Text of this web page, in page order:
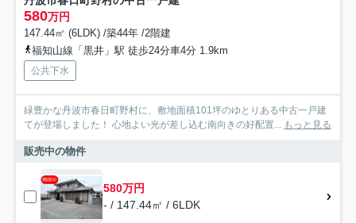
580万円
147.44㎡ (6LDK) /築44年 /2階建
福知山線「黒井」駅 徒歩24分車4分 1.9km
公共下水
緑豊かな丹波市春日町野村に、敷地面積101坪のゆとりある中古一戸建
てが登場しました！ 心地よい光が差し込む南向きの好配置... もっと見る
販売中の物件
580万円
- / 147.44㎡ / 6LDK